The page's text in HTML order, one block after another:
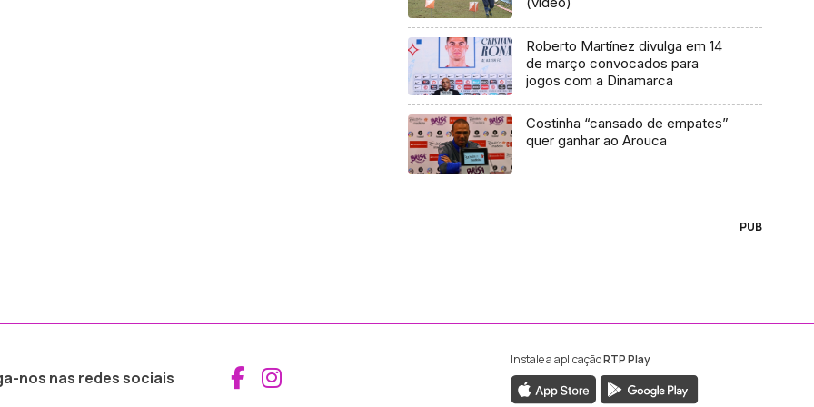
Roberto Martínez divulga em 14
de março convocados para
jogos com a Dinamarca
Costinha “cansado de empates”
quer ganhar ao Arouca
PUB
nos nas redes sociais Aceder ao Facebook da RTP Madeira
Aceder ao Instagram da RTP Madeira
Instale a aplicaçãoRTP Play